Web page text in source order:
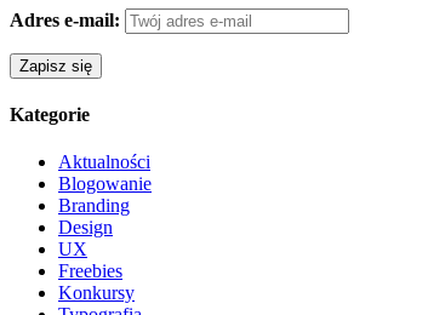
Adres e-mail:
Kategorie
Aktualności
Blogowanie
Branding
Design
UX
Freebies
Konkursy